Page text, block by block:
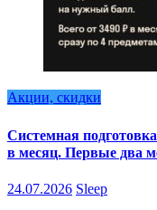
Акции, скидки
Системная
в месяц. Первые два
24.07.2026 Sleep